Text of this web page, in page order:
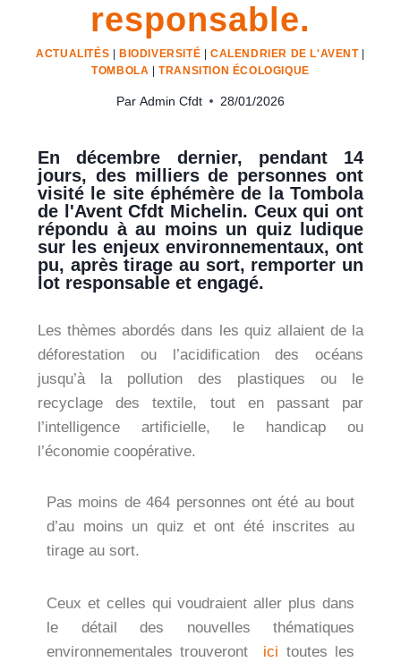
responsable.
ACTUALITÉS BIODIVERSITÉ CALENDRIER DE L'AVENT|
TOMBOLA |TRANSITION ÉCOLOGIQUE
Par Admin Cfdt 28/01/2026
En décembre dernier, pendant 14
jours, des milliers de personnes ont
visité le site éphémère de la Tombola
de l'Avent Cfdt Michelin. Ceux qui ont
répondu à au moins un quiz ludique
sur les enjeux environnementaux, ont
pu, après tirage au sort, remporter un
lot responsable et engagé.
Les thèmes abordés dans les quiz allaient de la
déforestation ou l’acidification des océans
jusqu’à la pollution des plastiques ou le
recyclage des textile, tout en passant par
l’intelligence artificielle, le handicap ou
l’économie coopérative.
Pas moins de 464 personnes ont été au bout
d’au moins un quiz et ont été inscrites au
tirage au sort.
Ceux et celles qui voudraient aller plus dans
le détail des nouvelles thématiques
environnementales trouveront ici toutes les